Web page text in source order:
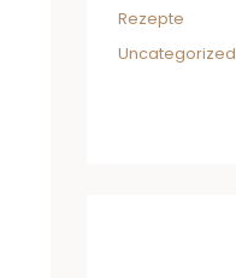
Rezepte
Uncategorized